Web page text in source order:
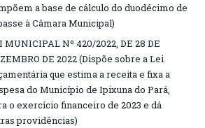
a base de cálculo do duodécimo de
à Câmara Municipal)
MUNICIPAL Nº 420/2022, DE 28 DE
DE 2022 (Dispõe sobre a Lei
que estima a receita e fixa a
do Município de Ipixuna do Pará,
o exercício financeiro de 2023 e dá
providências)